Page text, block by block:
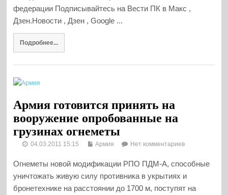
федерации Подписывайтесь на Вести ПК в Макс ,
Дзен.Новости , Дзен , Google ...
Подробнее...
Армия готовится принять на
вооружение опробованные на
грузинах огнеметы
04.03.2011 15:15 Армия Нет комментариев
Огнеметы новой модификации РПО ПДМ-А, способные
уничтожать живую силу противника в укрытиях и
бронетехнике на расстоянии до 1700 м, поступят на